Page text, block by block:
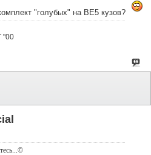
"голубых" на BE5 кузов?
"00
...©